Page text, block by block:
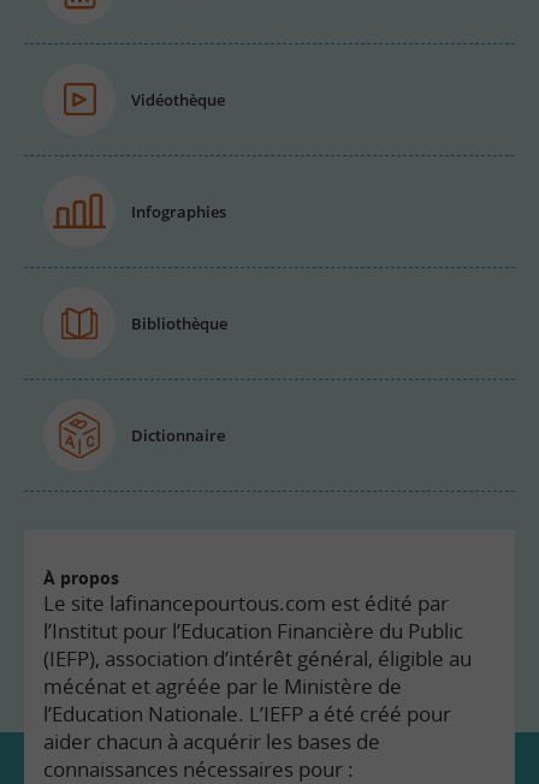
Vidéothèque
Infographies
Bibliothèque
Dictionnaire
À propos
Le site lafinancepourtous.com est édité par
l’Institut pour l’Education Financière du Public
(IEFP), association d’intérêt général, éligible au
mécénat et agréée par le Ministère de
l’Education Nationale. L’IEFP a été créé pour
aider chacun à acquérir les bases de
connaissances nécessaires pour :